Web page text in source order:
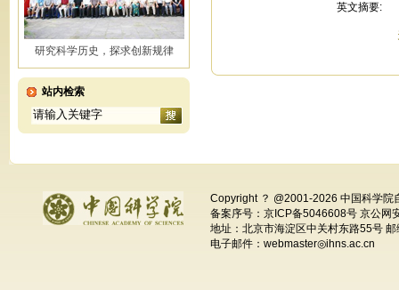
研究科学历史，探求创新规律
站内检索
英文摘要:
Copyright ？ @2001-2026 中国科学院
备案序号：京ICP备5046608号 京公网
地址：北京市海淀区中关村东路55号
电子邮件：webmaster◎ihns.ac.cn